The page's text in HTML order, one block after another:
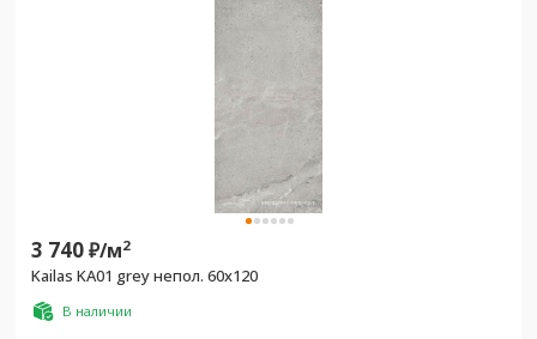
3 740₽/м2
Kailas KA01 grey непол. 60x120
В наличии